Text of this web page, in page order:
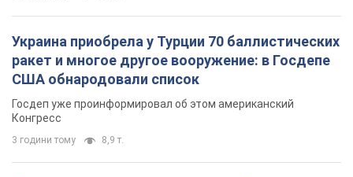
Украина приобрела у Турции 70 баллистических
ракет и многое другое вооружение: в Госдепе
США обнародовали список
Госдеп уже проинформировал об этом американский
Конгресс
3 години тому 8,9 т.